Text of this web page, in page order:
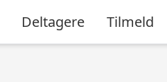
Deltagere Tilmeld